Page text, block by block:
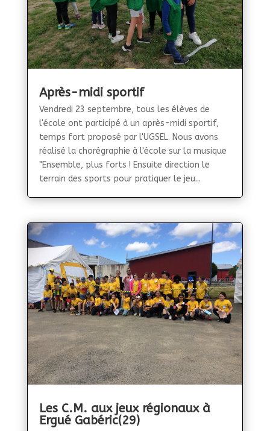
Après-midi sportif
Vendredi 23 septembre, tous les élèves de
l'école ont participé à un après-midi sportif,
temps fort proposé par l'UGSEL. Nous avons
réalisé la chorégraphie à l'école sur la musique
"Ensemble, plus forts ! Ensuite direction le
terrain des sports pour pratiquer le jeu...
Les C.M. aux jeux régionaux à
Ergué Gabéric(29)